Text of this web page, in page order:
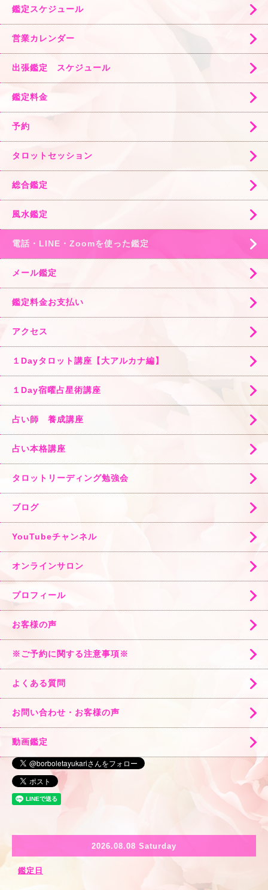
鑑定スケジュール
営業カレンダー
出張鑑定 スケジュール
鑑定料金
予約
タロットセッション
総合鑑定
風水鑑定
電話・LINE・Zoomを使った鑑定
メール鑑定
鑑定料金お支払い
アクセス
１Dayタロット講座【大アルカナ編】
１Day宿曜占星術講座
占い師 養成講座
占い本格講座
タロットリーディング勉強会
ブログ
YouTubeチャンネル
オンラインサロン
プロフィール
お客様の声
※ご予約に関する注意事項※
よくある質問
お問い合わせ・お客様の声
動画鑑定
2026.08.08 Saturday
鑑定日